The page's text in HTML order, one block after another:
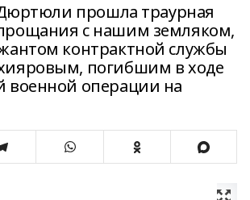
прошла траурная
с нашим земляком,
контрактной службы
погибшим в ходе
военной операции на